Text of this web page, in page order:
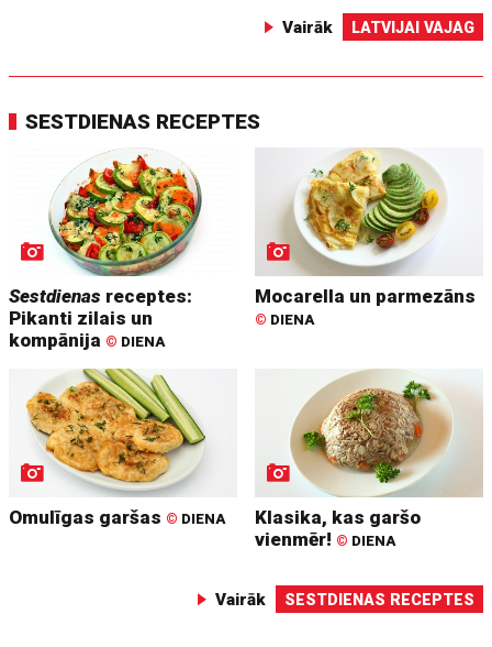
Vairāk LATVIJAI VAJAG
SESTDIENAS RECEPTES
Sestdienas receptes:
Pikanti zilais un
kompānija © DIENA
Mocarella un parmezāns
© DIENA
Omulīgas garšas © DIENA
Klasika, kas garšo
vienmēr! © DIENA
Vairāk SESTDIENAS RECEPTES